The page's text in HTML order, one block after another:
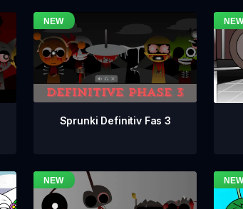
Sprunki Definitiv Fas 3